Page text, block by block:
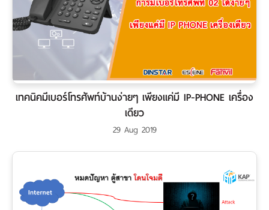
เทคนิคมีเบอร์โทรศัพท์บ้านง่ายๆ เพียงแค่มี IP-PHONE เครื่อง
เดียว
29 Aug 2019